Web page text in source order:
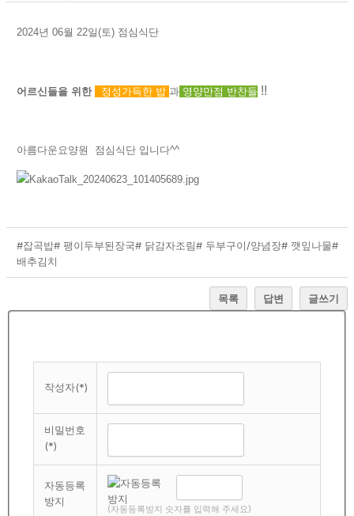
2024년 06월 22일(토) 점심식단
어르신들을 위한 정성가득한 밥 과 영양만점 반찬들 !!
아름다운요양원 점심식단 입니다^^
#잡곡밥# 팽이두부된장국# 닭감자조림# 두부구이/양념장# 깻잎나물#
배추김치
목록 답변 글쓰기
작성자(*)
비밀번호
(*)
자동등록
방지
(자동등록방지 숫자를 입력해 주세요)